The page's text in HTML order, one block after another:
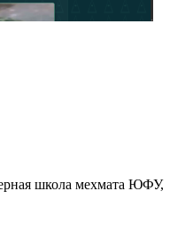
школа мехмата ЮФУ,